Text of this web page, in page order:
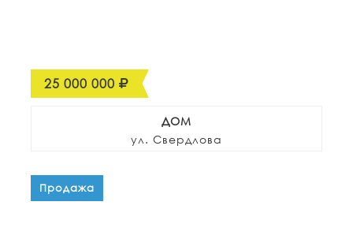
25 000 000
ДОМ
ул. Свердлова
Продажа